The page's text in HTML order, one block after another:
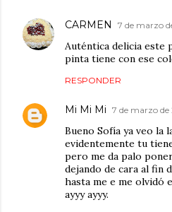
CARMEN 7 de marzo
Auténtica delicia este
pinta tiene con ese
RESPONDER
Mi Mi Mi 7 de marzo de
Bueno Sofía ya veo la
evidentemente tu
pero me da palo
dejando de cara al fin
hasta me e me olvidó
ayyy ayyy.